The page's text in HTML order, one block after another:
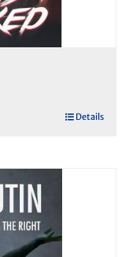
Details